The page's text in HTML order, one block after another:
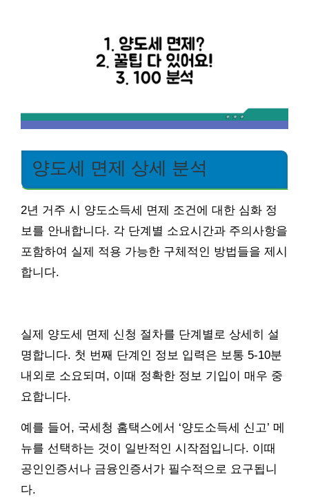
양도세 면제 상세 분석
2년 거주 시 양도소득세 면제 조건에 대한 심화 정
보를 안내합니다. 각 단계별 소요시간과 주의사항을
포함하여 실제 적용 가능한 구체적인 방법들을 제시
합니다.
실제 양도세 면제 신청 절차를 단계별로 상세히 설
명합니다. 첫 번째 단계인 정보 입력은 보통 5-10분
내외로 소요되며, 이때 정확한 정보 기입이 매우 중
요합니다.
예를 들어, 국세청 홈택스에서 ‘양도소득세 신고’ 메
뉴를 선택하는 것이 일반적인 시작점입니다. 이때
공인인증서나 금융인증서가 필수적으로 요구됩니
다.